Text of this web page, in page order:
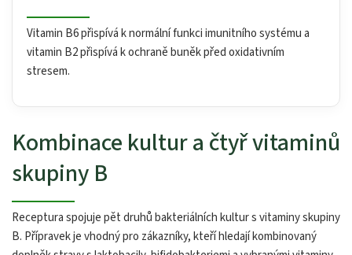
Vitamin B6 přispívá k normální funkci imunitního systému a
vitamin B2 přispívá k ochraně buněk před oxidativním
stresem.
Kombinace kultur a čtyř vitaminů
skupiny B
Receptura spojuje pět druhů bakteriálních kultur s vitaminy skupiny
B. Přípravek je vhodný pro zákazníky, kteří hledají kombinovaný